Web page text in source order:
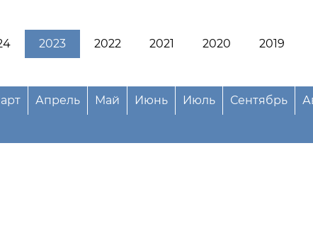
2023 2022 2021 2020 2019
Апрель Май Июнь Июль Сентябрь